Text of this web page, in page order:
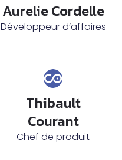
Aurelie Cordelle
Développeur d’affaires
Thibault
Courant
Chef de produit